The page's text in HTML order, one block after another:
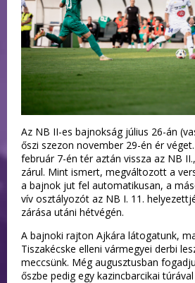
Az NB II-es bajnokság július 26-án
őszi szezon november 29-én ér
február 7-én tér aztán vissza az NB
zárul. Mint ismert, megváltozott a
a bajnok jut fel automatikusan, a
vív osztályozót az NB I. 11.
zárása utáni hétvégén.
A bajnoki rajton Ajkára látogatunk,
Tiszakécske elleni vármegyei derbi
meccsünk. Még augusztusban
őszbe pedig egy kazincbarcikai